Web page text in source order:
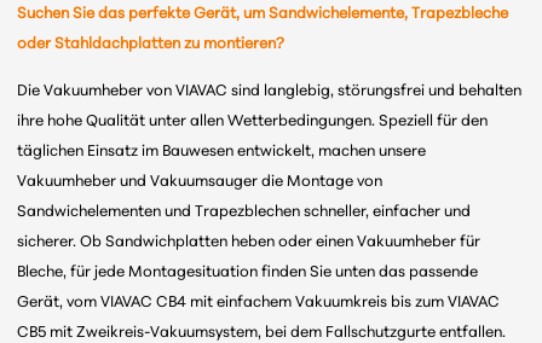
Suchen Sie das perfekte Gerät, um Sandwichelemente, Trapezbleche
oder Stahldachplatten zu montieren?
Die Vakuumheber von VIAVAC sind langlebig, störungsfrei und behalten
ihre hohe Qualität unter allen Wetterbedingungen. Speziell für den
täglichen Einsatz im Bauwesen entwickelt, machen unsere
Vakuumheber und Vakuumsauger die Montage von
Sandwichelementen und Trapezblechen schneller, einfacher und
sicherer. Ob Sandwichplatten heben oder einen Vakuumheber für
Bleche, für jede Montagesituation finden Sie unten das passende
Gerät, vom VIAVAC CB4 mit einfachem Vakuumkreis bis zum VIAVAC
CB5 mit Zweikreis-Vakuumsystem, bei dem Fallschutzgurte entfallen.